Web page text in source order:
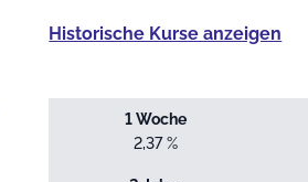
Historische Kurse anzeigen
1 Woche
2,37 %